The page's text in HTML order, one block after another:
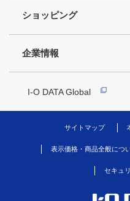
ショッピング
企業情報
I-O DATA Global
サイトマップ
表示価格・商品全般につ
セキュ